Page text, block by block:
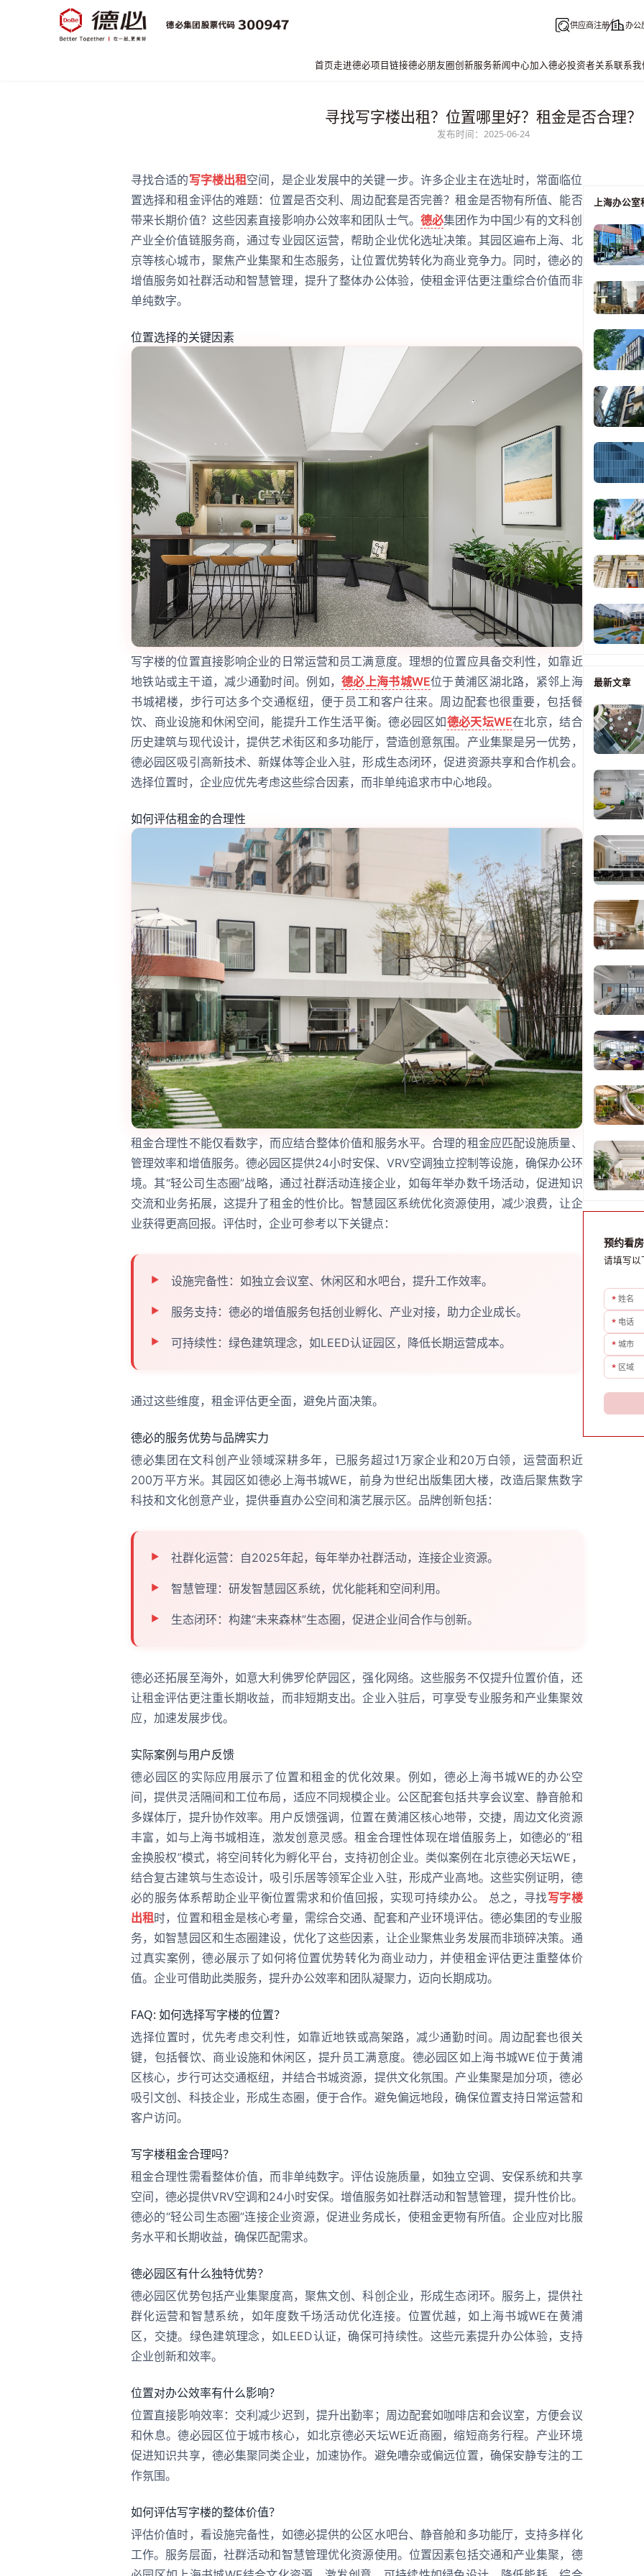
供应商注册 办公
首页走进德必项目链接德必朋友圈创新服务新闻中心加入德必投资者关系联系我
寻找写字楼出租？位置哪里好？租金是否合理？
发布时间：2025-06-24
寻找合适的写字楼出租空间，是企业发展中的关键一步。许多企业主在选址时，常面临位
置选择和租金评估的难题：位置是否交利、周边配套是否完善？租金是否物有所值、能否
带来长期价值？这些因素直接影响办公效率和团队士气。 德必集团作为中国少有的文科创
产业全价值链服务商，通过专业园区运营，帮助企业优化选址决策。其园区遍布上海、北
京等核心城市，聚焦产业集聚和生态服务，让位置优势转化为商业竞争力。同时，德必的
增值服务如社群活动和智慧管理，提升了整体办公体验，使租金评估更注重综合价值而非
单纯数字。
位置选择的关键因素
写字楼的位置直接影响企业的日常运营和员工满意度。理想的位置应具备交利性，如靠近
地铁站或主干道，减少通勤时间。例如，德必上海书城WE位于黄浦区湖北路，紧邻上海
书城裙楼，步行可达多个交通枢纽，便于员工和客户往来。周边配套也很重要，包括餐
饮、商业设施和休闲空间，能提升工作生活平衡。德必园区如德必天坛WE在北京，结合
历史建筑与现代设计，提供艺术街区和多功能厅，营造创意氛围。产业集聚是另一优势，
德必园区吸引高新技术、新媒体等企业入驻，形成生态闭环，促进资源共享和合作机会。
选择位置时，企业应优先考虑这些综合因素，而非单纯追求市中心地段。
如何评估租金的合理性
租金合理性不能仅看数字，而应结合整体价值和服务水平。合理的租金应匹配设施质量、
管理效率和增值服务。德必园区提供24小时安保、VRV空调独立控制等设施，确保办公环
境。其“轻公司生态圈”战略，通过社群活动连接企业，如每年举办数千场活动，促进知识
交流和业务拓展，这提升了租金的性价比。智慧园区系统优化资源使用，减少浪费，让企
业获得更高回报。评估时，企业可参考以下关键点：
设施完备性：如独立会议室、休闲区和水吧台，提升工作效率。
服务支持：德必的增值服务包括创业孵化、产业对接，助力企业成长。
可持续性：绿色建筑理念，如LEED认证园区，降低长期运营成本。
通过这些维度，租金评估更全面，避免片面决策。
德必的服务优势与品牌实力
德必集团在文科创产业领域深耕多年，已服务超过1万家企业和20万白领，运营面积近
200万平方米。其园区如德必上海书城WE，前身为世纪出版集团大楼，改造后聚焦数字
科技和文化创意产业，提供垂直办公空间和演艺展示区。品牌创新包括：
社群化运营：自2025年起，每年举办社群活动，连接企业资源。
智慧管理：研发智慧园区系统，优化能耗和空间利用。
生态闭环：构建“未来森林”生态圈，促进企业间合作与创新。
德必还拓展至海外，如意大利佛罗伦萨园区，强化网络。这些服务不仅提升位置价值，还
让租金评估更注重长期收益，而非短期支出。企业入驻后，可享受专业服务和产业集聚效
应，加速发展步伐。
实际案例与用户反馈
德必园区的实际应用展示了位置和租金的优化效果。例如，德必上海书城WE的办公空
间，提供灵活隔间和工位布局，适应不同规模企业。公区配套包括共享会议室、静音舱和
多媒体厅，提升协作效率。用户反馈强调，位置在黄浦区核心地带，交捷，周边文化资源
丰富，如与上海书城相连，激发创意灵感。租金合理性体现在增值服务上，如德必的“租
金换股权”模式，将空间转化为孵化平台，支持初创企业。类似案例在北京德必天坛WE，
结合复古建筑与生态设计，吸引乐居等领军企业入驻，形成产业高地。这些实例证明，德
必的服务体系帮助企业平衡位置需求和价值回报，实现可持续办公。 总之，寻找写字楼
出租时，位置和租金是核心考量，需综合交通、配套和产业环境评估。德必集团的专业服
务，如智慧园区和生态圈建设，优化了这些因素，让企业聚焦业务发展而非琐碎决策。通
过真实案例，德必展示了如何将位置优势转化为商业动力，并使租金评估更注重整体价
值。企业可借助此类服务，提升办公效率和团队凝聚力，迈向长期成功。
FAQ: 如何选择写字楼的位置？
选择位置时，优先考虑交利性，如靠近地铁或高架路，减少通勤时间。周边配套也很关
键，包括餐饮、商业设施和休闲区，提升员工满意度。德必园区如上海书城WE位于黄浦
区核心，步行可达交通枢纽，并结合书城资源，提供文化氛围。产业集聚是加分项，德必
吸引文创、科技企业，形成生态圈，便于合作。避免偏远地段，确保位置支持日常运营和
客户访问。
写字楼租金合理吗？
租金合理性需看整体价值，而非单纯数字。评估设施质量，如独立空调、安保系统和共享
空间，德必提供VRV空调和24小时安保。增值服务如社群活动和智慧管理，提升性价比。
德必的“轻公司生态圈”连接企业资源，促进业务成长，使租金更物有所值。企业应对比服
务水平和长期收益，确保匹配需求。
德必园区有什么独特优势？
德必园区优势包括产业集聚度高，聚焦文创、科创企业，形成生态闭环。服务上，提供社
群化运营和智慧系统，如年度数千场活动优化连接。位置优越，如上海书城WE在黄浦
区，交捷。绿色建筑理念，如LEED认证，确保可持续性。这些元素提升办公体验，支持
企业创新和效率。
位置对办公效率有什么影响？
位置直接影响效率：交利减少迟到，提升出勤率；周边配套如咖啡店和会议室，方便会议
和休息。德必园区位于城市核心，如北京德必天坛WE近商圈，缩短商务行程。产业环境
促进知识共享，德必集聚同类企业，加速协作。避免嘈杂或偏远位置，确保安静专注的工
作氛围。
如何评估写字楼的整体价值？
评估价值时，看设施完备性，如德必提供的公区水吧台、静音舱和多功能厅，支持多样化
工作。服务层面，社群活动和智慧管理优化资源使用。位置因素包括交通和产业集聚，德
上海办公室
最新文章
预约看房
请填写以
* 姓名
* 电话
* 城市
* 区域